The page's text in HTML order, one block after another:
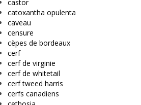
castor
catoxantha opulenta
caveau
censure
cèpes de bordeaux
cerf
cerf de virginie
cerf de whitetail
cerf tweed harris
cerfs canadiens